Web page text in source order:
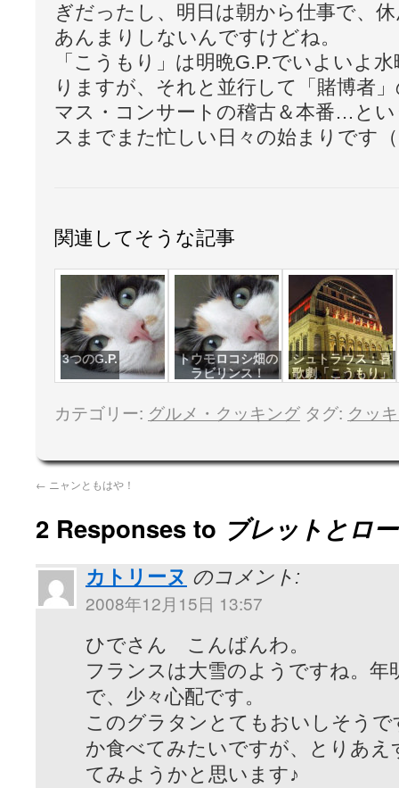
ぎだったし、明日は朝から仕事で、
あんまりしないんですけどね。
「こうもり」は明晩G.P.でいよいよ
りますが、それと並行して「賭博者
マス・コンサートの稽古＆本番…と
スまでまた忙しい日々の始まりです
関連してそうな記事
3つのG.P.
トウモロコシ畑の
ラビリンス！
シュトラウス：喜
歌劇「こうもり」
カテゴリー: グルメ・クッキング タグ: クッ
← ニャンともはや！
2 Responses to ブレットとロ
カトリーヌ のコメント:
2008年12月15日 13:57
ひでさん こんばんわ。
フランスは大雪のようですね。年
で、少々心配です。
このグラタンとてもおいしそう
か食べてみたいですが、とりあえ
てみようかと思います♪